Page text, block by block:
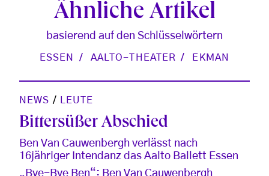
Ähnliche Artikel
basierend auf den Schlüsselwörtern
ESSEN AALTO-THEATER EKMAN
NEWS / LEUTE
Bittersüßer Abschied
Ben Van Cauwenbergh verlässt nach
16jähriger Intendanz das Aalto Ballett Essen
„Bye-Bye Ben“: Ben Van Cauwenbergh